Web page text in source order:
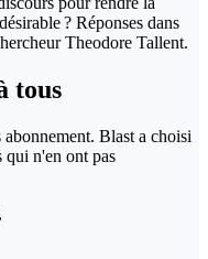
? Réponses dans
Theodore Tallent.
tous
Blast a choisi
qui n'en ont pas